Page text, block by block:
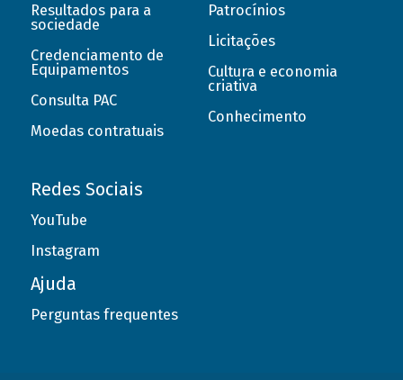
Resultados para a
sociedade
Credenciamento de
Equipamentos
Consulta PAC
Moedas contratuais
Patrocínios
Licitações
Cultura e economia
criativa
Conhecimento
Redes Sociais
YouTube
Instagram
Ajuda
Perguntas frequentes